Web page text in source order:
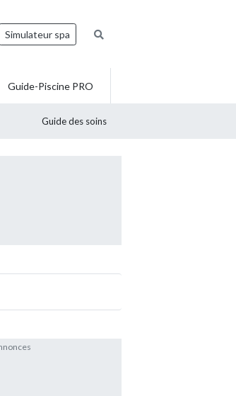
Simulateur spa
Guide des soins
Guide-Piscine PRO